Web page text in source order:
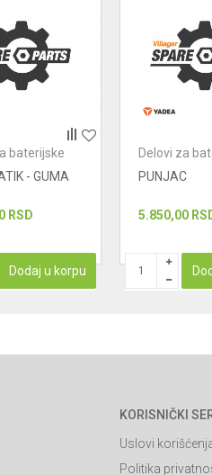
baterijske
- GUMA
RSD
Dodaj u korpu
Delovi za
PUNJAC
5.850,00
KORISNIČKI
Uslovi
Politika